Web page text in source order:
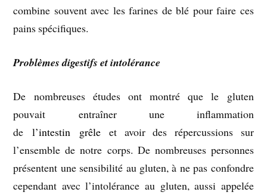
combine souvent avec les farines de blé pour faire ces
pains spécifiques.
Problèmes digestifs et intolérance
De nombreuses études ont montré que le gluten
pouvait entraîner une inflammation
de l’intestin grêleet avoir des répercussions sur
l’ensemble de notre corps. De nombreuses personnes
présentent une sensibilité au gluten, à ne pas confondre
cependant avec l’intolérance au gluten, aussi appelée